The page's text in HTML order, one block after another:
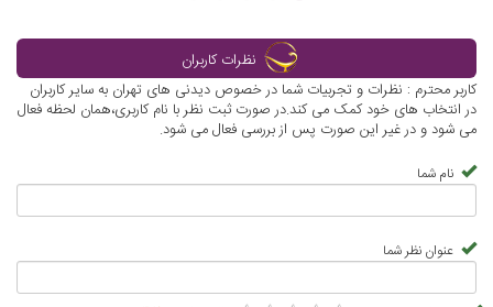
موزه استاد بهزاد کاخ سعدآباد تهران موزه تنوع زیستی پردیسان در تهران
موزه رضا عباسی تهران
موزه خودروهای تاریخی در کاخ
نظرات کاربران
کاربر محترم : نظرات و تجربیات شما در خصوص دیدنی های تهران به سایر کاربران
در انتخاب های خود کمک می کند.در صورت ثبت نظر با نام کاربری،همان لحظه فعال
می شود و در غیر این صورت پس از بررسی فعال می شود.
نام شما
عنوان نظر شما